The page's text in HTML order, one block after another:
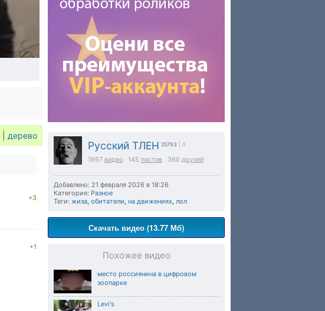
Русский ТЛЕН 25793 | 0
1957 видео 145 постов 360 друзей
Добавлено: 21 февраля 2026 в 18:26
Категория: Разное
Теги: жиза, обитатели, на движениях, лол
Скачать видео (13.77 Мб)
Похожее видео
место россиянина в цифровом
зоопарке
Levi's
дерево
+3
+1